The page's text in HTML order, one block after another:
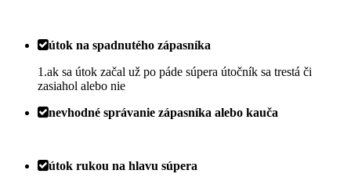
útok na spadnutého zápasníka
1.ak sa útok začal už po páde súpera útočník sa trestá či
zasiahol alebo nie
nevhodné správanie zápasníka alebo kauča
útok rukou na hlavu súpera